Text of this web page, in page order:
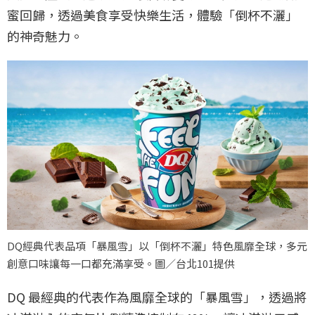
蜜回歸，透過美食享受快樂生活，體驗「倒杯不灑」
的神奇魅力。
DQ經典代表品項「暴風雪」以「倒杯不灑」特色風靡全球，多元
創意口味讓每一口都充滿享受。圖／台北101提供
DQ 最經典的代表作為風靡全球的「暴風雪」，透過將